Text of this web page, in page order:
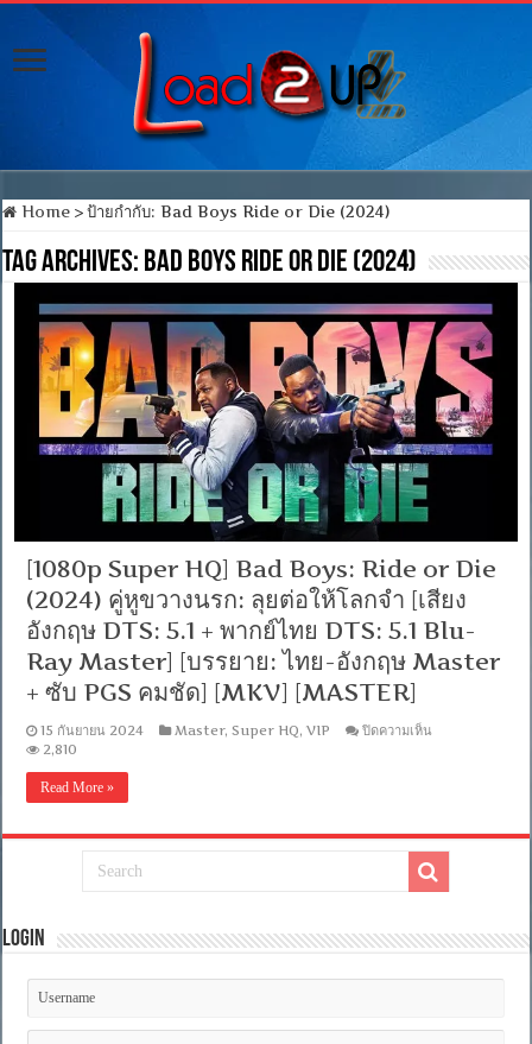
Home > ป้ายกำกับ:Bad Boys Ride or Die (2024)
Tag Archives: Bad Boys Ride or Die (2024)
[1080p Super HQ] Bad Boys: Ride or Die
(2024) คู่หูขวางนรก: ลุยต่อให้โลกจำ [เสียง
อังกฤษ DTS: 5.1 + พากย์ไทย DTS: 5.1 Blu-
Ray Master] [บรรยาย: ไทย-อังกฤษ Master
+ ซับ PGS คมชัด] [MKV] [MASTER]
15 กันยายน 2024 Master,Super HQ,VIP ปิดความเห็นบน
Ride
or
Die
(2024)
นรก:
โลก
2,810
Read More »
Login